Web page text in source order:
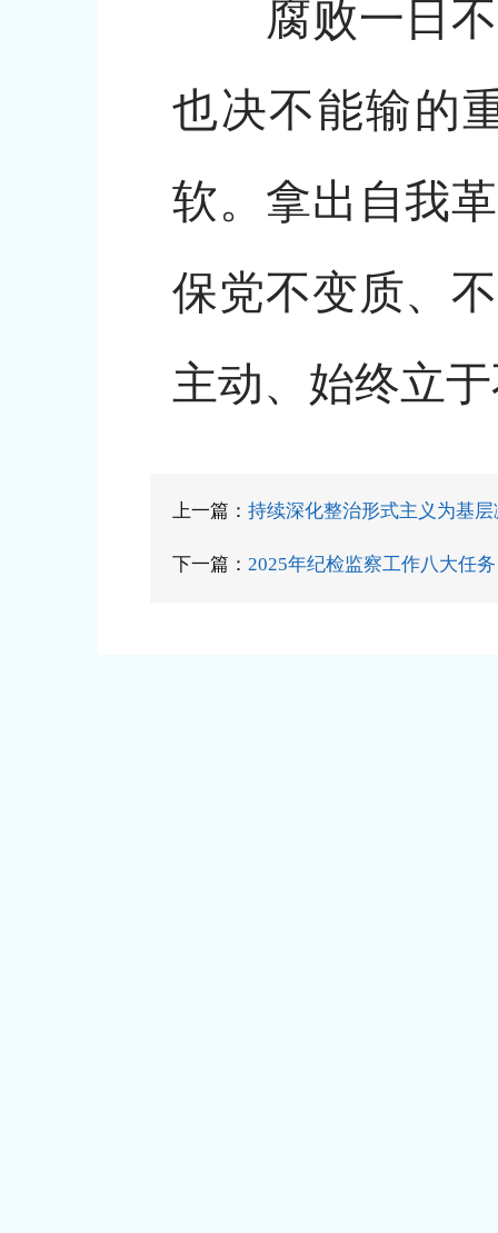
腐败一日不
也决不能输的
软。拿出自我
保党不变质、
主动、始终立
上一篇： 持续深化整治形式主义为基层
下一篇： 2025年纪检监察工作八大任务